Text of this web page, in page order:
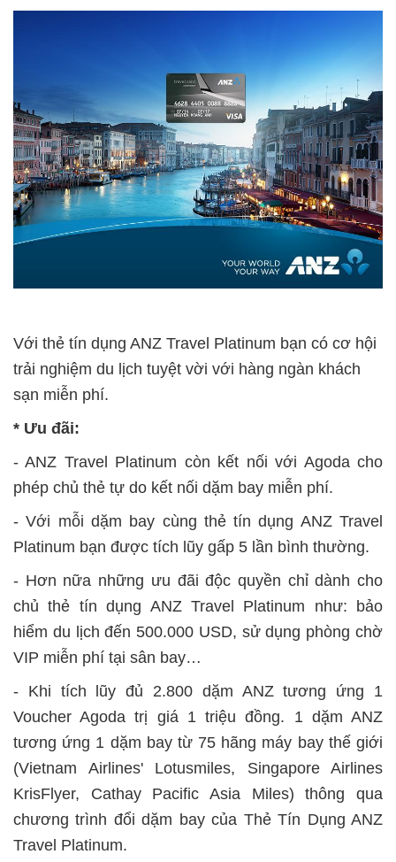
Với thẻ tín dụng ANZ Travel Platinum bạn có cơ hội
trải nghiệm du lịch tuyệt vời với hàng ngàn khách
sạn miễn phí.
* Ưu đãi:
- ANZ Travel Platinum còn kết nối với Agoda cho
phép chủ thẻ tự do kết nối dặm bay miễn phí.
- Với mỗi dặm bay cùng thẻ tín dụng ANZ Travel
Platinum bạn được tích lũy gấp 5 lần bình thường.
- Hơn nữa những ưu đãi độc quyền chỉ dành cho
chủ thẻ tín dụng ANZ Travel Platinum như: bảo
hiểm du lịch đến 500.000 USD, sử dụng phòng chờ
VIP miễn phí tại sân bay…
- Khi tích lũy đủ 2.800 dặm ANZ tương ứng 1
Voucher Agoda trị giá 1 triệu đồng. 1 dặm ANZ
tương ứng 1 dặm bay từ 75 hãng máy bay thế giới
(Vietnam Airlines' Lotusmiles, Singapore Airlines
KrisFlyer, Cathay Pacific Asia Miles) thông qua
chương trình đổi dặm bay của Thẻ Tín Dụng ANZ
Travel Platinum.